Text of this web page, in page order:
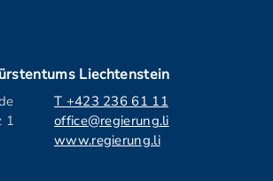
Liechtenstein
1
T +423 236 61 11
office@regierung.li
www.regierung.li